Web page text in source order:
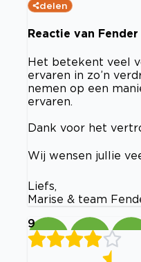
delen
Reactie van
Het betekent veel
ervaren in zo’n
nemen op een
ervaren.
Dank voor het
Wij wensen jullie
Liefs,
Marise & team
9